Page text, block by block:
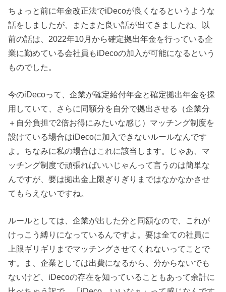
ちょっと前に年金改正法でiDecoが良くなるというような
話をしましたが、またまた良い話が出てきましたね。以
前の話は、2022年10月から確定拠出年金を行っている企
業に勤めている会社員もiDecoの加入が可能になるという
ものでした。
今のiDecoって、企業が確定給付年金と確定拠出年金を採
用していて、さらに同額分を自分で拠出させる（企業分
＋自分負担で2倍お得にみたいな感じ）マッチング制度を
設けている場合はiDecoに加入できないルールなんです
よ。ちなみに私の場合はこれに該当します。じゃあ、マ
ッチング制度で頑張ればいいじゃんって言うのは簡単な
んですが、要は拠出金上限ぎりぎりまではなかなかさせ
てもらえないですね。
ルールとしては、企業が出した分と同額なので、これが
けっこう縛りになっているんですよ。要は全ての社員に
上限ギリギリまでマッチングさせてくれないってことで
す。ま、企業としては出費になるから、分からないでも
ないけど、iDecoの存在を知っていることもあって余計に